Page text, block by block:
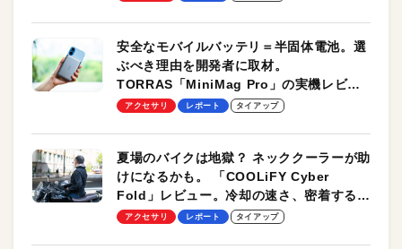
安全なモバイルバッテリ＝半固体電池。選
ぶべき理由を開発者に取材。
TORRAS「MiniMag Pro」の実機レビュ
ーも
アクセサリ レポート タイアップ
夏場のバイクは地獄？ ネッククーラーが助
けになるかも。 「COOLiFY Cyber
Fold」レビュー。冷却の速さ、密着する冷
却プレート、シンプルな操作性がグッド！
アクセサリ レポート タイアップ